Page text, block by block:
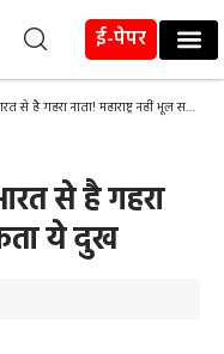
ई-पेपर
गहरा नाता! महाराष्ट्र नहीं भूल सकता ये दुख
से है गहरा
ये दुख